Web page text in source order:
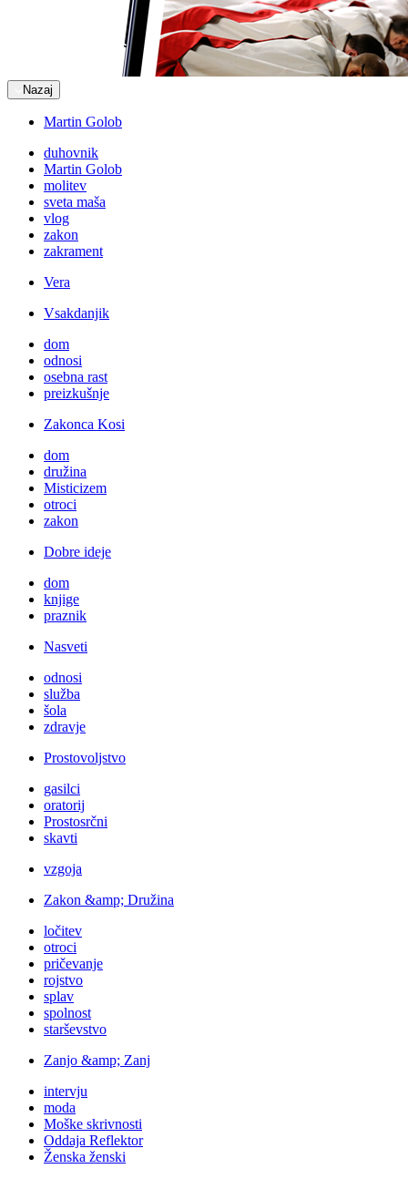
Nazaj
Martin Golob
duhovnik
Martin Golob
molitev
sveta maša
vlog
zakon
zakrament
Vera
Vsakdanjik
dom
odnosi
osebna rast
preizkušnje
Zakonca Kosi
dom
družina
Misticizem
otroci
zakon
Dobre ideje
dom
knjige
praznik
Nasveti
odnosi
služba
šola
zdravje
Prostovoljstvo
gasilci
oratorij
Prostosrčni
skavti
vzgoja
Zakon &amp; Družina
ločitev
otroci
pričevanje
rojstvo
splav
spolnost
starševstvo
Zanjo &amp; Zanj
intervju
moda
Moške skrivnosti
Oddaja Reflektor
Ženska ženski